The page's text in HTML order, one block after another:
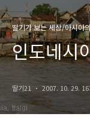
딸기가 보는 세상/아시아
인도네시
딸기21 2007. 10. 29.